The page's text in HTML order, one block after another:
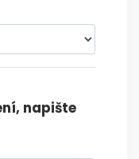
napište